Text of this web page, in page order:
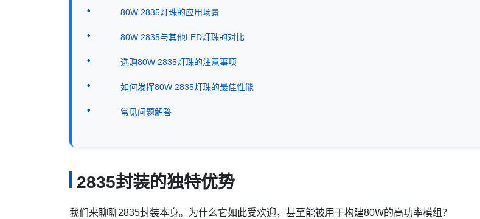
80W 2835灯珠的应用场景
80W 2835与其他LED灯珠的对比
选购80W 2835灯珠的注意事项
如何发挥80W 2835灯珠的最佳性能
常见问题解答
2835封装的独特优势
我们来聊聊2835封装本身。为什么它如此受欢迎，甚至能被用于构建80W的高功率模组？